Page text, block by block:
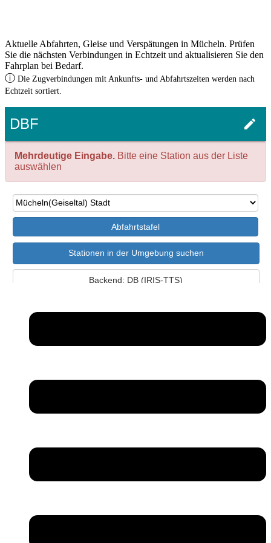
Aktuelle Abfahrten, Gleise und Verspätungen in Mücheln. Prüfen
Sie die nächsten Verbindungen in Echtzeit und aktualisieren Sie den
Fahrplan bei Bedarf.
ⓘ Die Zugverbindungen mit Ankunfts- und Abfahrtszeiten werden nach
Echtzeit sortiert.